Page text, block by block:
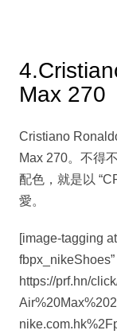
Max 270
Cristiano
Max 270。不得
配色，就是以
愛。
[image-tagging
fbpx_nikeShoes”
https://prf.hn/